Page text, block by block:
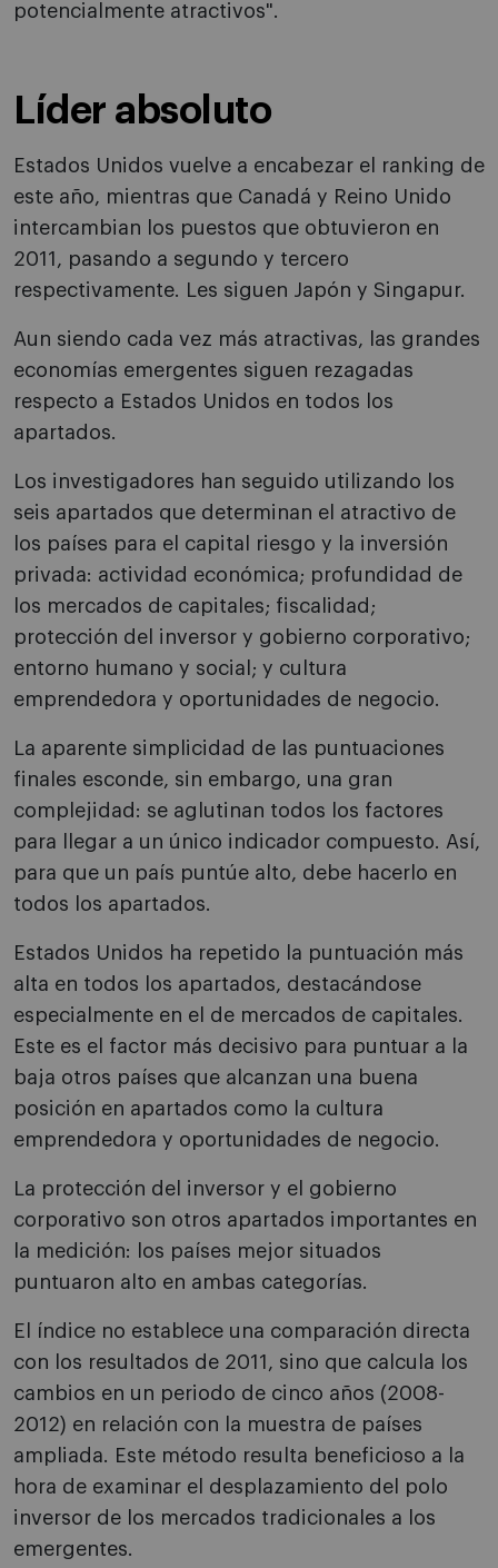
potencialmente atractivos".
Líder absoluto
Estados Unidos vuelve a encabezar el ranking de
este año, mientras que Canadá y Reino Unido
intercambian los puestos que obtuvieron en
2011, pasando a segundo y tercero
respectivamente. Les siguen Japón y Singapur.
Aun siendo cada vez más atractivas, las grandes
economías emergentes siguen rezagadas
respecto a Estados Unidos en todos los
apartados.
Los investigadores han seguido utilizando los
seis apartados que determinan el atractivo de
los países para el capital riesgo y la inversión
privada: actividad económica; profundidad de
los mercados de capitales; fiscalidad;
protección del inversor y gobierno corporativo;
entorno humano y social; y cultura
emprendedora y oportunidades de negocio.
La aparente simplicidad de las puntuaciones
finales esconde, sin embargo, una gran
complejidad: se aglutinan todos los factores
para llegar a un único indicador compuesto. Así,
para que un país puntúe alto, debe hacerlo en
todos los apartados.
Estados Unidos ha repetido la puntuación más
alta en todos los apartados, destacándose
especialmente en el de mercados de capitales.
Este es el factor más decisivo para puntuar a la
baja otros países que alcanzan una buena
posición en apartados como la cultura
emprendedora y oportunidades de negocio.
La protección del inversor y el gobierno
corporativo son otros apartados importantes en
la medición: los países mejor situados
puntuaron alto en ambas categorías.
El índice no establece una comparación directa
con los resultados de 2011, sino que calcula los
cambios en un periodo de cinco años (2008-
2012) en relación con la muestra de países
ampliada. Este método resulta beneficioso a la
hora de examinar el desplazamiento del polo
inversor de los mercados tradicionales a los
emergentes.